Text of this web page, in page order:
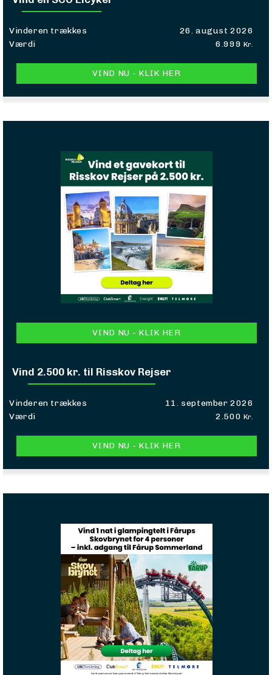
Vinderen trækkes
26. august 2026
Værdi
6.999 Kr.
VIND NU - KLIK HER
VIND NU - KLIK HER
Vind 2.500 kr. til Risskov Rejser
Vinderen trækkes
11. september 2026
Værdi
2.500 Kr.
VIND NU - KLIK HER